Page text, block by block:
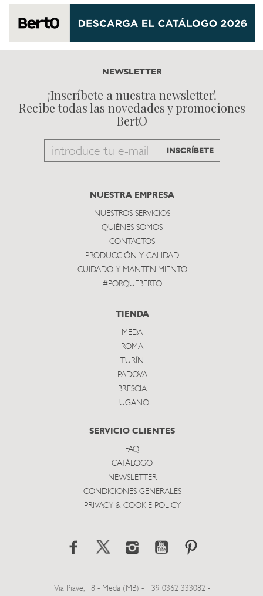
NEWSLETTER
¡Inscríbete a nuestra newsletter!
Recibe todas las novedades y promociones
BertO
Email
subscribe
INSCRÍBETE
NUESTRA EMPRESA
NUESTROS SERVICIOS
QUIÉNES SOMOS
CONTACTOS
PRODUCCIÓN Y CALIDAD
CUIDADO Y MANTENIMIENTO
#PORQUEBERTO
TIENDA
MEDA
ROMA
TURÍN
PADOVA
BRESCIA
LUGANO
SERVICIO CLIENTES
FAQ
CATÁLOGO
NEWSLETTER
CONDICIONES GENERALES
PRIVACY & COOKIE POLICY
Via Piave, 18 - Meda (MB) - +39 0362 333082 -